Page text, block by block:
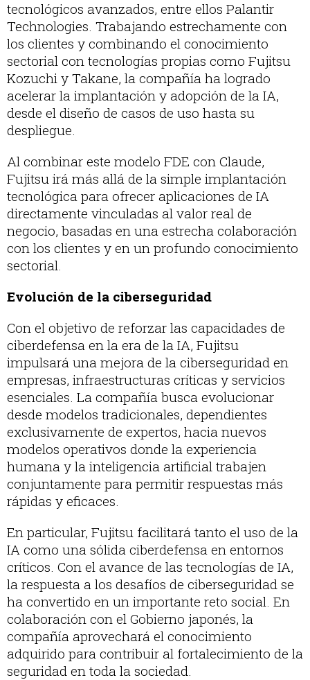
tecnológicos avanzados, entre ellos Palantir
Technologies. Trabajando estrechamente con
los clientes y combinando el conocimiento
sectorial con tecnologías propias como Fujitsu
Kozuchi y Takane, la compañía ha logrado
acelerar la implantación y adopción de la IA,
desde el diseño de casos de uso hasta su
despliegue.
Al combinar este modelo FDE con Claude,
Fujitsu irá más allá de la simple implantación
tecnológica para ofrecer aplicaciones de IA
directamente vinculadas al valor real de
negocio, basadas en una estrecha colaboración
con los clientes y en un profundo conocimiento
sectorial.
Evolución de la ciberseguridad
Con el objetivo de reforzar las capacidades de
ciberdefensa en la era de la IA, Fujitsu
impulsará una mejora de la ciberseguridad en
empresas, infraestructuras críticas y servicios
esenciales. La compañía busca evolucionar
desde modelos tradicionales, dependientes
exclusivamente de expertos, hacia nuevos
modelos operativos donde la experiencia
humana y la inteligencia artificial trabajen
conjuntamente para permitir respuestas más
rápidas y eficaces.
En particular, Fujitsu facilitará tanto el uso de la
IA como una sólida ciberdefensa en entornos
críticos. Con el avance de las tecnologías de IA,
la respuesta a los desafíos de ciberseguridad se
ha convertido en un importante reto social. En
colaboración con el Gobierno japonés, la
compañía aprovechará el conocimiento
adquirido para contribuir al fortalecimiento de la
seguridad en toda la sociedad.